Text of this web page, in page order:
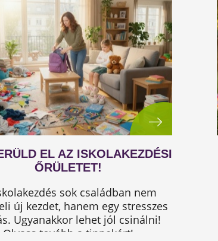
EL AZ ISKOLAKEZDÉSI
ŐRÜLETET!
sok családban nem
új kezdet, hanem egy stresszes
Ugyanakkor lehet jól csinálni!
Olvass tovább a tippekért!